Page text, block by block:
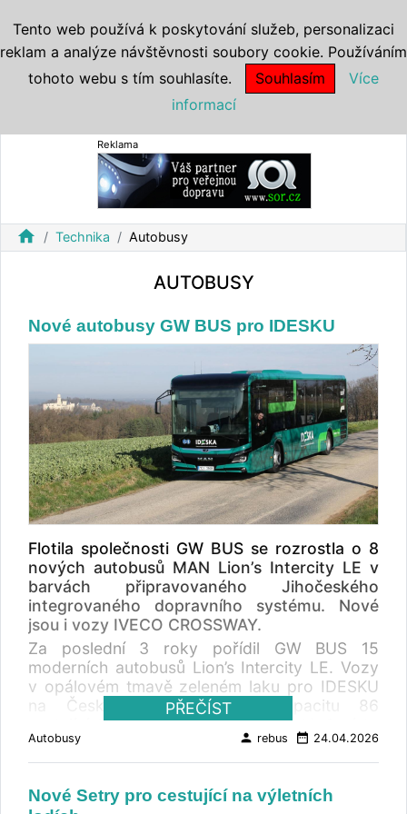
Reklama
home Technika Autobusy
AUTOBUSY
Nové autobusy GW BUS pro IDESKU
Flotila společnosti GW BUS se rozrostla o 8
nových autobusů MAN Lion’s Intercity LE v
barvách připravovaného Jihočeského
integrovaného dopravního systému. Nové
jsou i vozy IVECO CROSSWAY.
Za poslední 3 roky pořídil GW BUS 15
moderních autobusů Lion’s Intercity LE. Vozy
v opálovém tmavě zeleném laku pro IDESKU
na Českobudějovicku mají kapacitu 86
cestujících (47 sedících + 39 stojících), 1 místo
pro invalidní vozík nebo kočárek, kompletní
bezpečnostní výbavu včetně systémů ADAS,
automatizovanou 6stupňovou převodovku ZF
PŘEČÍST
Autobusy person rebus date_range 24.04.2026
Nové Setry pro cestující na výletních
Tento web používá k poskytování služeb, personalizaci
reklam a analýze návštěvnosti soubory cookie. Používáním
tohoto webu s tím souhlasíte.
Souhlasím
Více
informací